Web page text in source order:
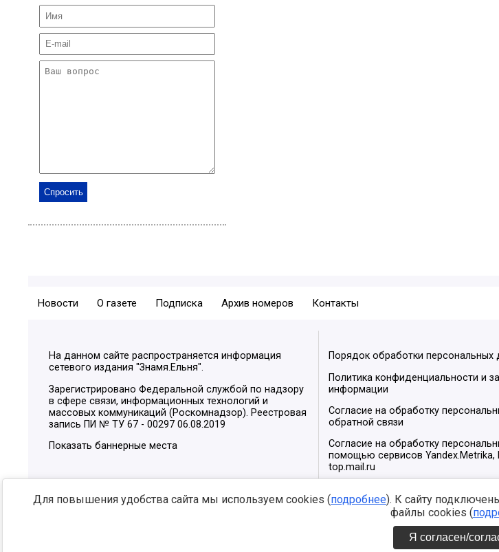
Новости О газете Подписка Архив номеров Контакты
На данном сайте распространяется информация
сетевого издания "Знамя.Ельня".
Зарегистрировано Федеральной службой по надзору
в сфере связи, информационных технологий и
массовых коммуникаций (Роскомнадзор). Реестровая
запись ПИ № ТУ 67 - 00297 06.08.2019
Показать баннерные места
Порядок обработки персональных
Политика конфиденциальности и
информации
Согласие на обработку
обратной связи
Согласие на обработку
помощью сервисов Yandex.Metrika,
top.mail.ru
Для повышения удобства сайта мы используем cookies (подробнее). К сайту
файлы cookies (
Я согласен/